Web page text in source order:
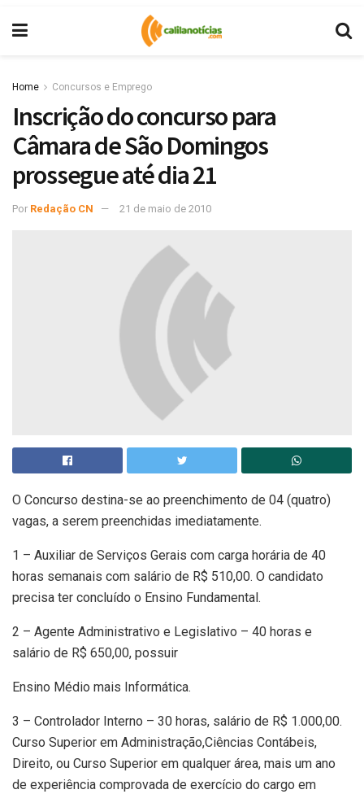
Home Concursos e Emprego
Inscrição do concurso para
Câmara de São Domingos
prossegue até dia 21
Por Redação CN 21 de maio de 2010
O Concurso destina-se ao preenchimento de 04 (quatro)
vagas, a serem preenchidas imediatamente.
1 – Auxiliar de Serviços Gerais com carga horária de 40
horas semanais com salário de R$ 510,00. O candidato
precisa ter concluído o Ensino Fundamental.
2 – Agente Administrativo e Legislativo – 40 horas e
salário de R$ 650,00, possuir
Ensino Médio mais Informática.
3 – Controlador Interno – 30 horas, salário de R$ 1.000,00.
Curso Superior em Administração,Ciências Contábeis,
Direito, ou Curso Superior em qualquer área, mais um ano
de experiência comprovada de exercício do cargo em